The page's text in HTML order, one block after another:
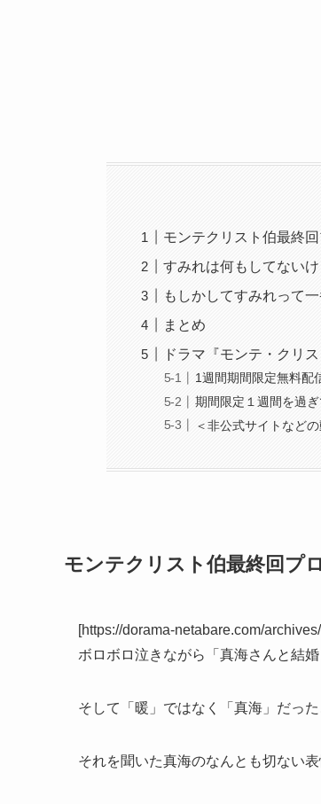
モンテクリスト伯最終
すみれは何もしてない
もしかしてすみれって
まとめ
ドラマ『モンテ・クリ
1週間期間限定無料配
期間限定１週間を過ぎ
＜非公式サイトなど
モンテクリスト伯最終回プ
[https://dorama-netabare.com/
ボロボロ泣きながら「真海さんと結
そして「暖」ではなく「真海」だった
それを聞いた真海のなんとも切ない